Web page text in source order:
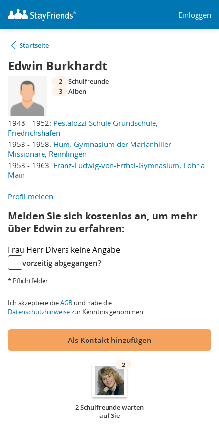
Einloggen
Startseite
Edwin Burkhardt
1948 - 1952: Pestalozzi-Schule Grundschule,
Friedrichshafen
1953 - 1958: Hum. Gymnasium der Marianhiller
Missionare, Reimlingen
1958 - 1963: Franz-Ludwig-von-Erthal-Gymnasium, Lohr a.
Main
2
Schulfreunde
3
Alben
Profil melden
Melden Sie sich kostenlos an, um mehr
über Edwin zu erfahren:
Frau Herr Divers keine Angabe
vorzeitig abgegangen?
* Pflichtfelder
Ich akzeptiere dieAGB und habe die
Datenschutzhinweisezur Kenntnis genommen.
Als Kontakt hinzufügen
2
2 Schulfreunde warten
auf Sie